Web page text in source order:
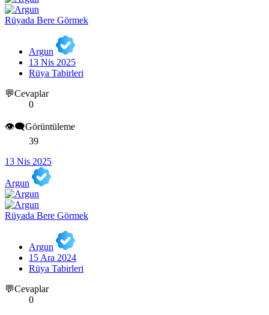
Rüyada Bere Görmek
Argun
13 Nis 2025
Rüya Tabirleri
💬Cevaplar
0
👁️‍🗨️Görüntüleme
39
13 Nis 2025
Argun
Rüyada Bere Görmek
Argun
15 Ara 2024
Rüya Tabirleri
💬Cevaplar
0